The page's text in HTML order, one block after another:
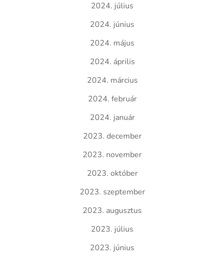
2024. július
2024. június
2024. május
2024. április
2024. március
2024. február
2024. január
2023. december
2023. november
2023. október
2023. szeptember
2023. augusztus
2023. július
2023. június